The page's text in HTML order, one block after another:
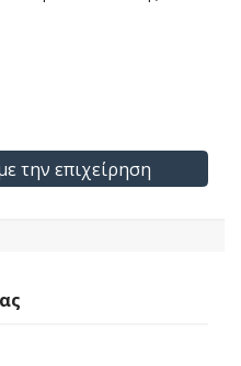
την επιχείρηση